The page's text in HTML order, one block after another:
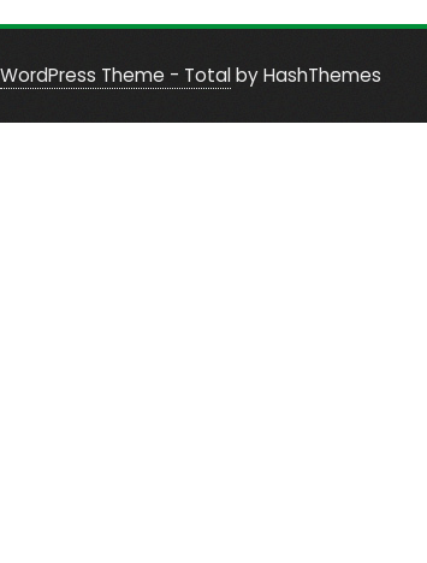
WordPress Theme - Totalby HashThemes